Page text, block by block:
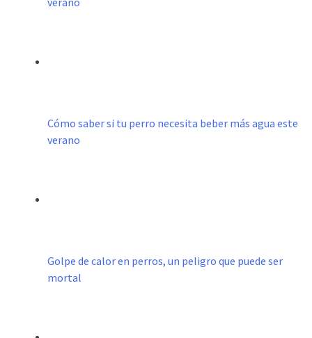
Cómo saber si tu perro necesita beber más agua este
verano
Golpe de calor en perros, un peligro que puede ser
mortal